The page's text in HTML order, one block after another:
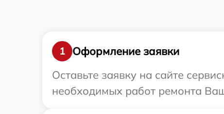
1
Оформление заявки
Оставьте заявку на сайте
необходимых работ ремонта